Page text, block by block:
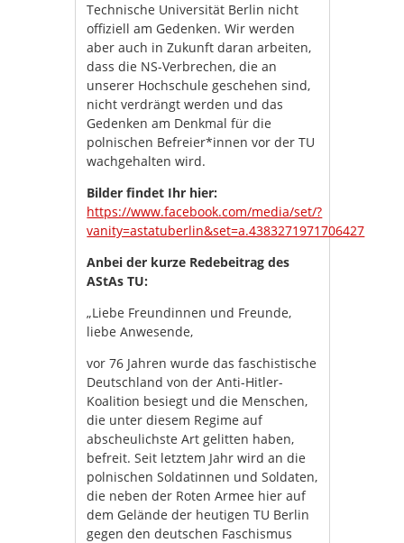
Technische Universität Berlin nicht
offiziell am Gedenken. Wir werden
aber auch in Zukunft daran arbeiten,
dass die NS-Verbrechen, die an
unserer Hochschule geschehen sind,
nicht verdrängt werden und das
Gedenken am Denkmal für die
polnischen Befreier*innen vor der TU
wachgehalten wird.
Bilder findet Ihr hier:
https://www.facebook.com/media/set/?
vanity=astatuberlin&set=a.4383271971706427
Anbei der kurze Redebeitrag des
AStAs TU:
„Liebe Freundinnen und Freunde,
liebe Anwesende,
vor 76 Jahren wurde das faschistische
Deutschland von der Anti-Hitler-
Koalition besiegt und die Menschen,
die unter diesem Regime auf
abscheulichste Art gelitten haben,
befreit. Seit letztem Jahr wird an die
polnischen Soldatinnen und Soldaten,
die neben der Roten Armee hier auf
dem Gelände der heutigen TU Berlin
gegen den deutschen Faschismus